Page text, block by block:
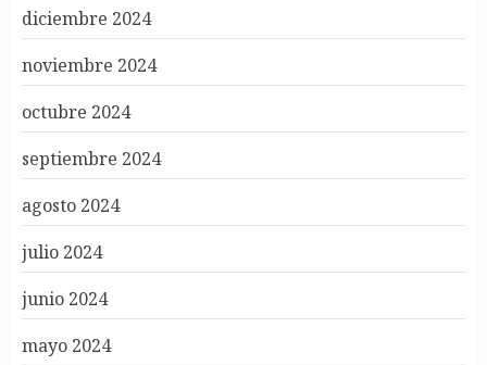
diciembre 2024
noviembre 2024
octubre 2024
septiembre 2024
agosto 2024
julio 2024
junio 2024
mayo 2024